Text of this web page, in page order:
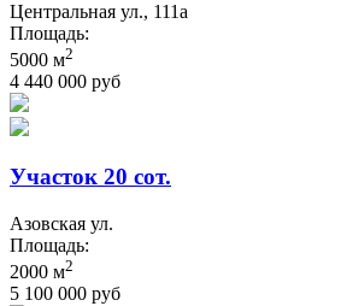
Центральная ул., 111а
Площадь:
5000 м2
4 440 000 руб
Участок 20 сот.
Азовская ул.
Площадь:
2000 м2
5 100 000 руб